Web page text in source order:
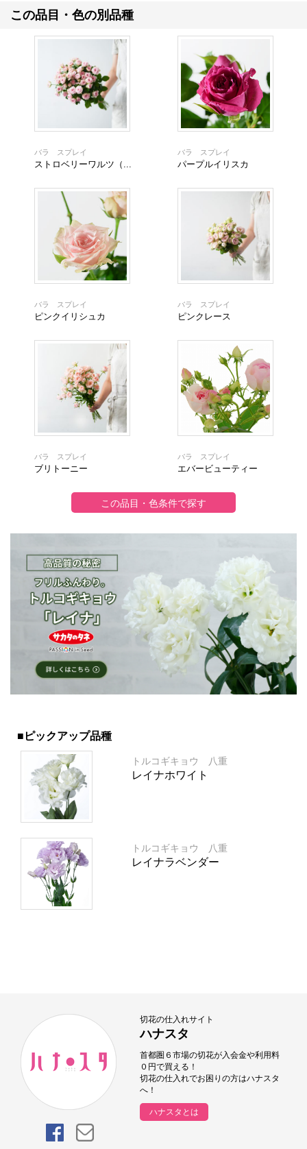
この品目・色の別品種
バラ スプレイ
ストロベリーワルツ（...
バラ スプレイ
パープルイリスカ
バラ スプレイ
ピンクイリシュカ
バラ スプレイ
ピンクレース
バラ スプレイ
ブリトーニー
バラ スプレイ
エバービューティー
■ピックアップ品種
トルコギキョウ 八重
レイナホワイト
トルコギキョウ 八重
レイナラベンダー
切花の仕入れサイト
ハナスタ
首都圏６市場の切花が入会金や利用料
０円で買える！
切花の仕入れでお困りの方はハナスタ
へ！
ハナスタとは